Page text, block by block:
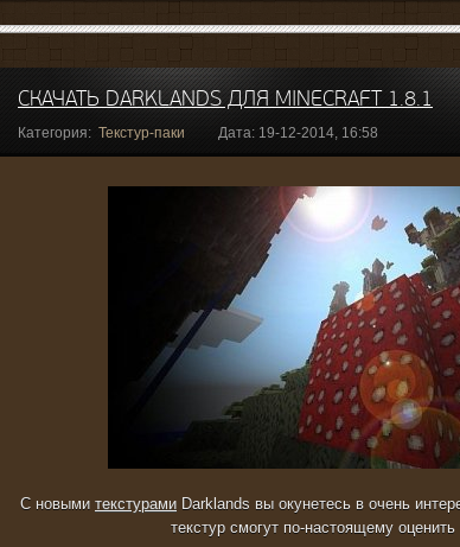
СКАЧАТЬ DARKLANDS ДЛЯ MINECRAFT 1.8.1
Категория: Текстур-паки Дата: 19-12-2014, 16:58
С новыми текстурами Darklands вы окунетесь в очень
текстур смогут по-настоящему оценить